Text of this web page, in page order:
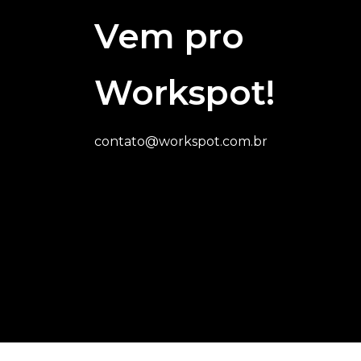
Vem pro
Workspot!
contato@workspot.com.br